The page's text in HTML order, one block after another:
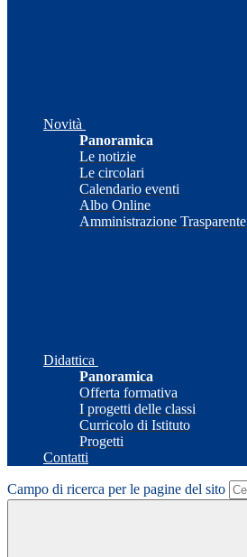
Novità
Panoramica
Le notizie
Le circolari
Calendario eventi
Albo Online
Amministrazione Trasparente
Didattica
Panoramica
Offerta formativa
I progetti delle classi
Curricolo di Istituto
Progetti
Contatti
Campo di ricerca per le pagine del sito